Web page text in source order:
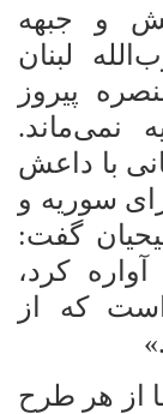
و جبهه
لبنان
پیروز
نمی‌ماند.
با داعش
سوریه و
گفت:
کرد،
که از
از هر طرح